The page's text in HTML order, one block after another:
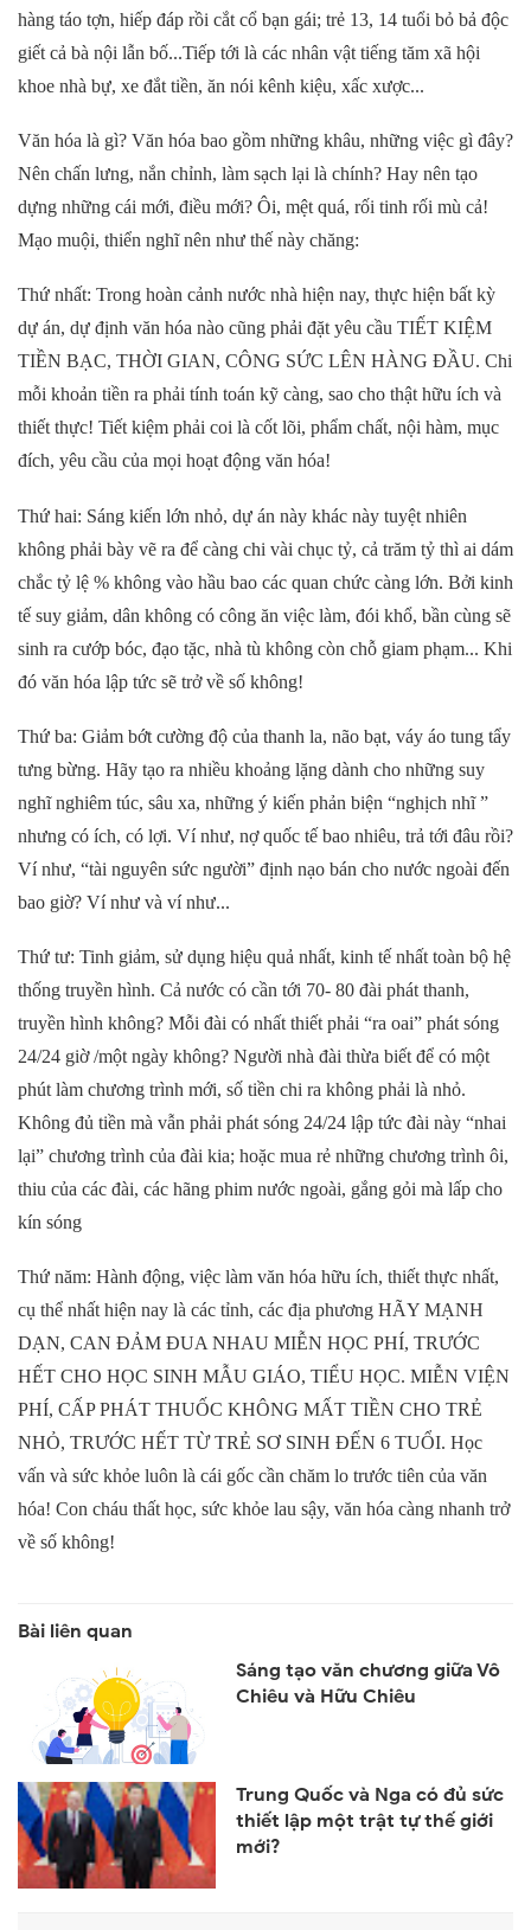
hàng táo tợn, hiếp đáp rồi cắt cổ bạn gái; trẻ 13, 14 tuổi bỏ bả độc
giết cả bà nội lẫn bố...Tiếp tới là các nhân vật tiếng tăm xã hội
khoe nhà bự, xe đắt tiền, ăn nói kênh kiệu, xấc xược...
Văn hóa là gì? Văn hóa bao gồm những khâu, những việc gì đây?
Nên chấn lưng, nắn chỉnh, làm sạch lại là chính? Hay nên tạo
dựng những cái mới, điều mới? Ôi, mệt quá, rối tinh rối mù cả!
Mạo muội, thiển nghĩ nên như thế này chăng:
Thứ nhất: Trong hoàn cảnh nước nhà hiện nay, thực hiện bất kỳ
dự án, dự định văn hóa nào cũng phải đặt yêu cầu TIẾT KIỆM
TIỀN BẠC, THỜI GIAN, CÔNG SỨC LÊN HÀNG ĐẦU. Chi
mỗi khoản tiền ra phải tính toán kỹ càng, sao cho thật hữu ích và
thiết thực! Tiết kiệm phải coi là cốt lõi, phẩm chất, nội hàm, mục
đích, yêu cầu của mọi hoạt động văn hóa!
Thứ hai: Sáng kiến lớn nhỏ, dự án này khác này tuyệt nhiên
không phải bày vẽ ra để càng chi vài chục tỷ, cả trăm tỷ thì ai dám
chắc tỷ lệ % không vào hầu bao các quan chức càng lớn. Bởi kinh
tế suy giảm, dân không có công ăn việc làm, đói khổ, bần cùng sẽ
sinh ra cướp bóc, đạo tặc, nhà tù không còn chỗ giam phạm... Khi
đó văn hóa lập tức sẽ trở về số không!
Thứ ba: Giảm bớt cường độ của thanh la, não bạt, váy áo tung tẩy
tưng bừng. Hãy tạo ra nhiều khoảng lặng dành cho những suy
nghĩ nghiêm túc, sâu xa, những ý kiến phản biện “nghịch nhĩ ”
nhưng có ích, có lợi. Ví như, nợ quốc tế bao nhiêu, trả tới đâu rồi?
Ví như, “tài nguyên sức người” định nạo bán cho nước ngoài đến
bao giờ? Ví như và ví như...
Thứ tư: Tinh giảm, sử dụng hiệu quả nhất, kinh tế nhất toàn bộ hệ
thống truyền hình. Cả nước có cần tới 70- 80 đài phát thanh,
truyền hình không? Mỗi đài có nhất thiết phải “ra oai” phát sóng
24/24 giờ /một ngày không? Người nhà đài thừa biết để có một
phút làm chương trình mới, số tiền chi ra không phải là nhỏ.
Không đủ tiền mà vẫn phải phát sóng 24/24 lập tức đài này “nhai
lại” chương trình của đài kia; hoặc mua rẻ những chương trình ôi,
thiu của các đài, các hãng phim nước ngoài, gắng gỏi mà lấp cho
kín sóng
Thứ năm: Hành động, việc làm văn hóa hữu ích, thiết thực nhất,
cụ thể nhất hiện nay là các tỉnh, các địa phương HÃY MẠNH
DẠN, CAN ĐẢM ĐUA NHAU MIỄN HỌC PHÍ, TRƯỚC
HẾT CHO HỌC SINH MẪU GIÁO, TIỂU HỌC. MIỄN VIỆN
PHÍ, CẤP PHÁT THUỐC KHÔNG MẤT TIỀN CHO TRẺ
NHỎ, TRƯỚC HẾT TỪ TRẺ SƠ SINH ĐẾN 6 TUỔI. Học
vấn và sức khỏe luôn là cái gốc cần chăm lo trước tiên của văn
hóa! Con cháu thất học, sức khỏe lau sậy, văn hóa càng nhanh trở
về số không!
Sáng tạo văn chương giữa Vô
Chiêu và Hữu Chiêu
Trung Quốc và Nga có đủ sức
thiết lập một trật tự thế giới
mới?